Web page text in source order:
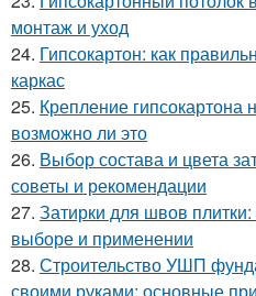
монтаж и уход
24. Гипсокартон: как
каркас
25. Крепление гипсокартона
возможно ли это
26. Выбор состава и цвета
советы и рекомендации
27. Затирки для швов
выборе и применении
28. Строительство УШП